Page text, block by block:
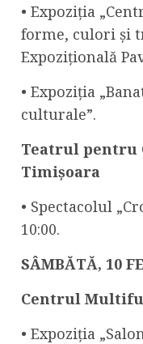
• Expoziția
forme, culori și
Expozițională
• Expoziția
culturale”.
Teatrul pentru
Timișoara
• Spectacolul
10:00.
SÂMBĂTĂ, 10
Centrul
• Expoziția